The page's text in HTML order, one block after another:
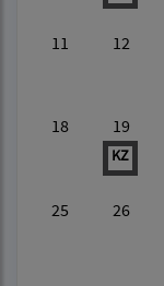
11 12
18 19
KZ
25 26